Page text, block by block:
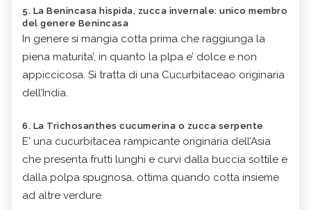
5. La Benincasa hispida, zucca invernale: unico membro
del genere Benincasa
In genere si mangia cotta prima che raggiunga la
piena maturita’, in quanto la plpa e’ dolce e non
appiccicosa. Si tratta di una Cucurbitaceao originaria
dell’India.
6. La Trichosanthes cucumerina o zucca serpente
E' una cucurbitacea rampicante originaria dell’Asia
che presenta frutti lunghi e curvi dalla buccia sottile e
dalla polpa spugnosa, ottima quando cotta insieme
ad altre verdure.